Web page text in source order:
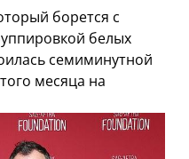
борется с
белых
семиминутной
месяца на